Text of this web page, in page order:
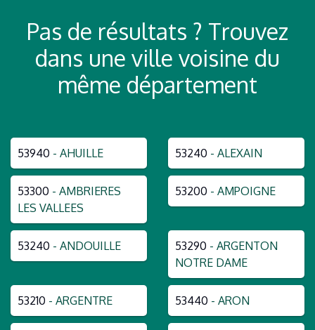
Pas de résultats ? Trouvez
dans une ville voisine du
même département
53940 - AHUILLE 53240 - ALEXAIN
53300 - AMBRIERES
LES VALLEES
53200 - AMPOIGNE
53240 - ANDOUILLE 53290 - ARGENTON
NOTRE DAME
53210 - ARGENTRE 53440 - ARON